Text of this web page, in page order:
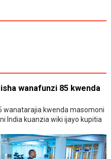
wanafunzi 85 kwenda
wanatarajia kwenda masomoni
India kuanzia wiki ijayo kupitia